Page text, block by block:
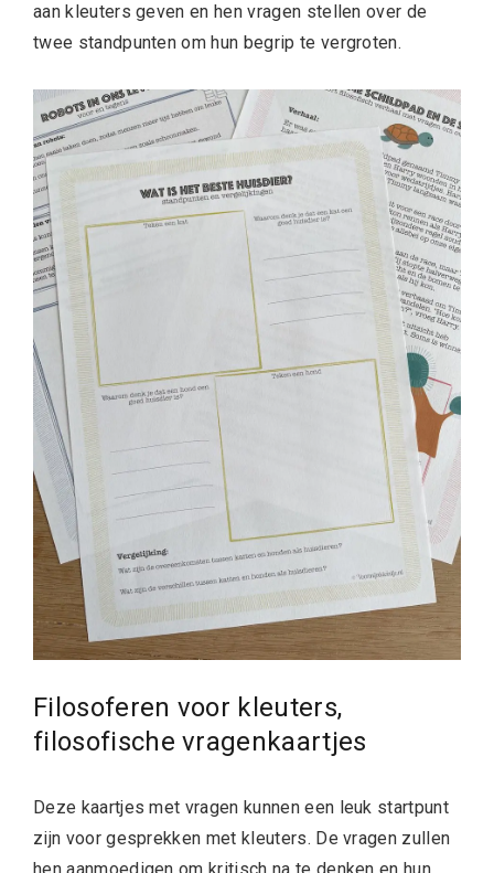
aan kleuters geven en hen vragen stellen over de
twee standpunten om hun begrip te vergroten.
Filosoferen voor kleuters,
filosofische vragenkaartjes
Deze kaartjes met vragen kunnen een leuk startpunt
zijn voor gesprekken met kleuters. De vragen zullen